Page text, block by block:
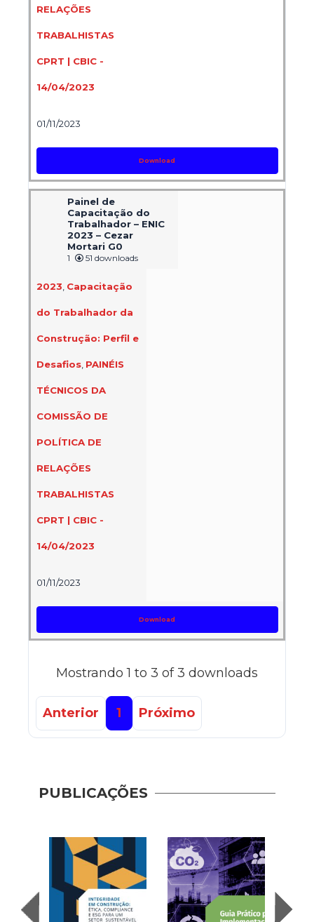
RELAÇÕES
TRABALHISTAS
CPRT | CBIC -
14/04/2023
01/11/2023
Download
Painel de
Capacitação do
Trabalhador – ENIC
2023 – Cezar
Mortari G0
1 51 downloads
2023 Capacitação
do Trabalhador da
Construção: Perfil e
Desafios, PAINÉIS
TÉCNICOS DA
COMISSÃO DE
POLÍTICA DE
RELAÇÕES
TRABALHISTAS
CPRT | CBIC -
14/04/2023
01/11/2023
Download
Mostrando 1 to 3 of 3 downloads
Anterior 1 Próximo
PUBLICAÇÕES